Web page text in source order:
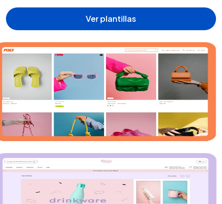
Ver plantillas